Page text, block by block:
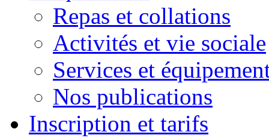
Repas et collations
Activités et vie sociale
Services et
Nos publications
Inscription et tarifs